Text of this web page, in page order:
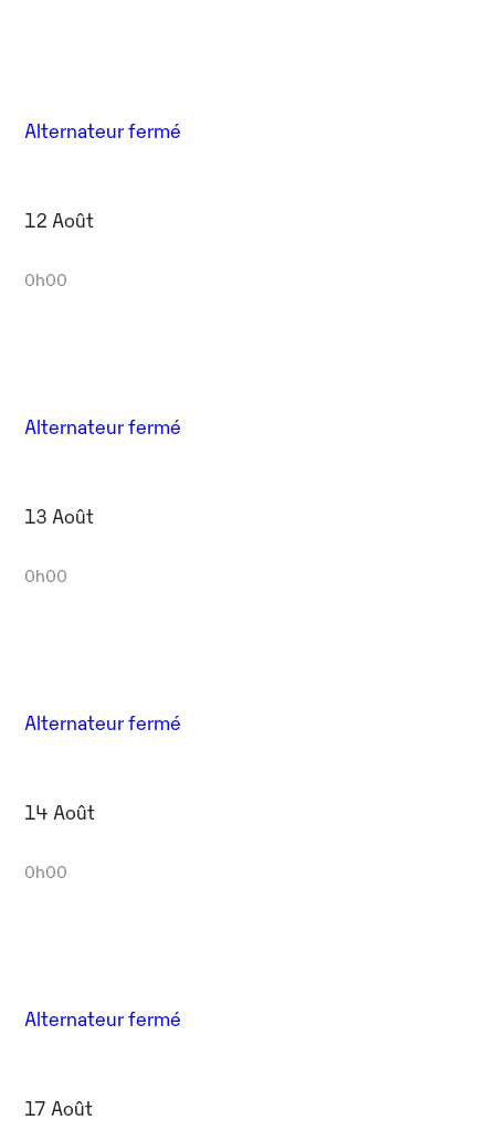
Alternateur fermé
12 Août
0h00
Alternateur fermé
13 Août
0h00
Alternateur fermé
14 Août
0h00
Alternateur fermé
17 Août